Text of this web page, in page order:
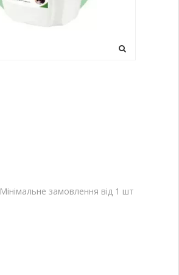
Мінімальне замовлення від 1 шт